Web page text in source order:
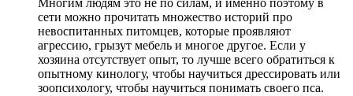
Многим людям это не по силам, и именно поэтому в
сети можно прочитать множество историй про
невоспитанных питомцев, которые проявляют
агрессию, грызут мебель и многое другое. Если у
хозяина отсутствует опыт, то лучше всего обратиться к
опытному кинологу, чтобы научиться дрессировать или
зоопсихологу, чтобы научиться понимать своего пса.